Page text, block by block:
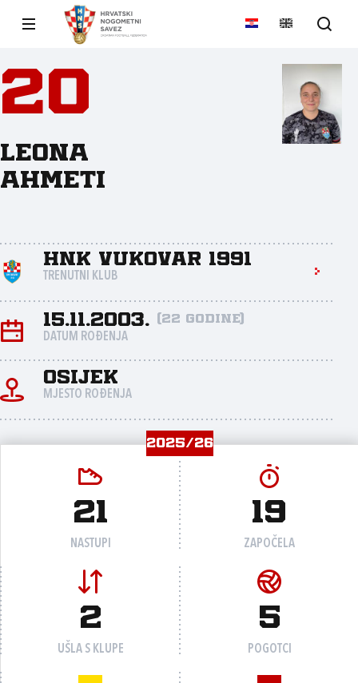
20
Leona
Ahmeti
HNK Vukovar 1991
TRENUTNI KLUB
15.11.2003. (22 godine)
DATUM ROĐENJA
Osijek
MJESTO ROĐENJA
2025/26
21
NASTUPI
19
ZAPOČELA
2
UŠLA S KLUPE
5
POGOTCI